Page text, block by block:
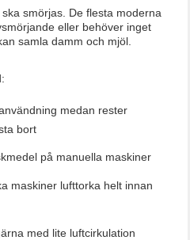
smörjas. De flesta moderna
eller behöver inget
samla damm och mjöl.
medan rester
bort
på manuella maskiner
maskiner lufttorka helt innan
med lite luftcirkulation